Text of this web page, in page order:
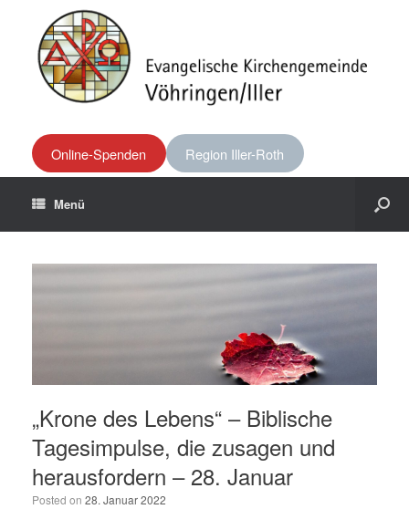
Online-Spenden Region Iller-Roth
Menü
„Krone des Lebens“ – Biblische
Tagesimpulse, die zusagen und
herausfordern – 28. Januar
Posted on 28. Januar 2022